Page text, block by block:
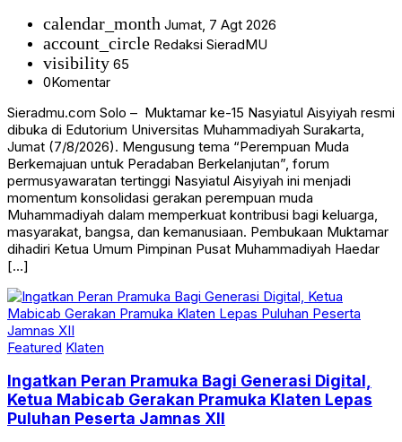
calendar_month Jumat, 7 Agt 2026
account_circle Redaksi SieradMU
visibility 65
0Komentar
Sieradmu.com Solo – Muktamar ke-15 Nasyiatul Aisyiyah resmi
dibuka di Edutorium Universitas Muhammadiyah Surakarta,
Jumat (7/8/2026). Mengusung tema “Perempuan Muda
Berkemajuan untuk Peradaban Berkelanjutan”, forum
permusyawaratan tertinggi Nasyiatul Aisyiyah ini menjadi
momentum konsolidasi gerakan perempuan muda
Muhammadiyah dalam memperkuat kontribusi bagi keluarga,
masyarakat, bangsa, dan kemanusiaan. Pembukaan Muktamar
dihadiri Ketua Umum Pimpinan Pusat Muhammadiyah Haedar
[…]
Featured Klaten
Ingatkan Peran Pramuka Bagi Generasi Digital,
Ketua Mabicab Gerakan Pramuka Klaten Lepas
Puluhan Peserta Jamnas XII